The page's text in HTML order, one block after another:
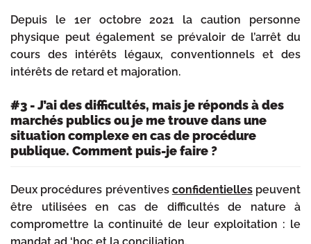
Depuis le 1er octobre 2021 la caution personne
physique peut également se prévaloir de l’arrêt du
cours des intérêts légaux, conventionnels et des
intérêts de retard et majoration.
#3 - J’ai des difficultés, mais je réponds à des
marchés publics ou je me trouve dans une
situation complexe en cas de procédure
publique. Comment puis-je faire ?
Deux procédures préventives confidentiellespeuvent
être utilisées en cas de difficultés de nature à
compromettre la continuité de leur exploitation : le
mandat ad ‘hoc et la conciliation.